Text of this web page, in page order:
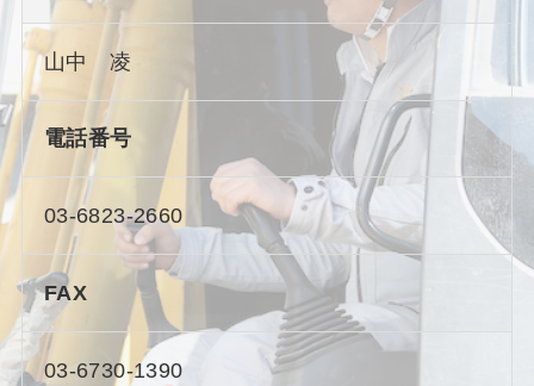
山中 凌
電話番号
03-6823-2660
FAX
03-6730-1390